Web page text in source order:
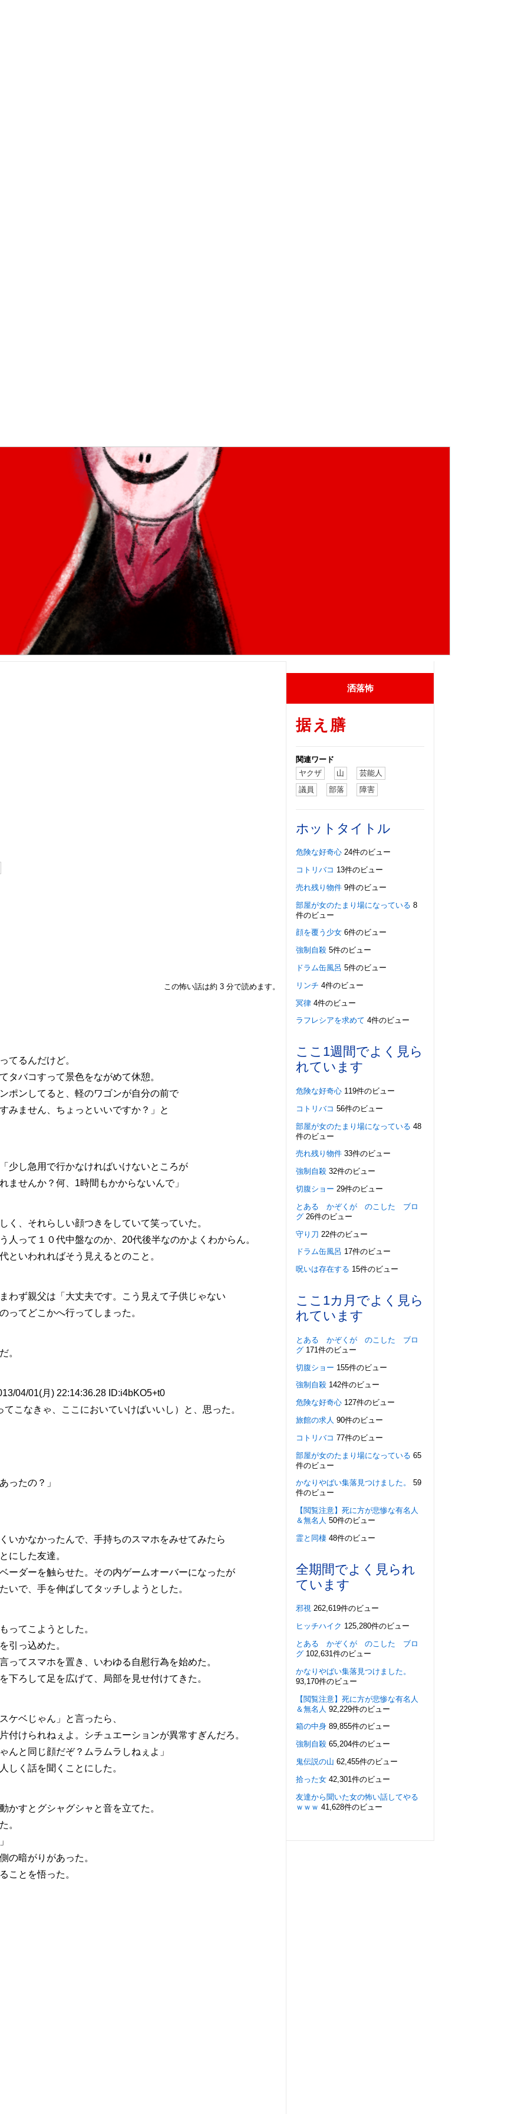
この怖い話は約 3 分で読めます。
てるんだけど。
タバコすって景色をながめて休憩。
ポンしてると、軽のワゴンが自分の前で
みません、ちょっといいですか？」と
少し急用で行かなければいけないところが
ませんか？何、1時間もかからないんで」
く、それらしい顔つきをしていて笑っていた。
人って１０代中盤なのか、20代後半なのかよくわからん。
といわれればそう見えるとのこと。
わず親父は「大丈夫です。こう見えて子供じゃない
ってどこかへ行ってしまった。
。
04/01(月) 22:14:36.28 ID:i4bKO5+t0
こなきゃ、ここにおいていけばいいし）と、思った。
ったの？」
いかなかったんで、手持ちのスマホをみせてみたら
にした友達。
ーダーを触らせた。その内ゲームオーバーになったが
いで、手を伸ばしてタッチしようとした。
ってこようとした。
引っ込めた。
ってスマホを置き、いわゆる自慰行為を始めた。
下ろして足を広げて、局部を見せ付けてきた。
ケベじゃん」と言ったら、
付けられねぇよ。シチュエーションが異常すぎんだろ。
んと同じ顔だぞ？ムラムラしねぇよ」
しく話を聞くことにした。
かすとグシャグシャと音を立てた。
。
の暗がりがあった。
ことを悟った。
洒落怖
据え膳
関連ワード
ヤクザ
山
芸能人
議員
部落 障害
ホットタイトル
危険な好奇心 24件のビュー
コトリバコ 13件のビュー
売れ残り物件 9件のビュー
部屋が女のたまり場になっている 8
件のビュー
顔を覆う少女 6件のビュー
強制自殺 5件のビュー
ドラム缶風呂 5件のビュー
リンチ 4件のビュー
冥律 4件のビュー
ラフレシアを求めて 4件のビュー
ここ1週間でよく見ら
れています
危険な好奇心 119件のビュー
コトリバコ 56件のビュー
部屋が女のたまり場になっている 48
件のビュー
売れ残り物件 33件のビュー
強制自殺 32件のビュー
切腹ショー 29件のビュー
とある かぞくが のこした ブロ
グ 26件のビュー
守り刀 22件のビュー
ドラム缶風呂 17件のビュー
呪いは存在する 15件のビュー
ここ1カ月でよく見ら
れています
とある かぞくが のこした ブロ
グ 171件のビュー
切腹ショー 155件のビュー
強制自殺 142件のビュー
危険な好奇心 127件のビュー
旅館の求人 90件のビュー
コトリバコ 77件のビュー
部屋が女のたまり場になっている 65
件のビュー
かなりやばい集落見つけました。
59
件のビュー
【閲覧注意】死に方が悲惨な有名人
＆無名人 50件のビュー
霊と同棲 48件のビュー
全期間でよく見られ
ています
邪視 262,619件のビュー
ヒッチハイク 125,280件のビュー
とある かぞくが のこした ブロ
グ 102,631件のビュー
かなりやばい集落見つけました。
93,170件のビュー
【閲覧注意】死に方が悲惨な有名人
＆無名人 92,229件のビュー
箱の中身 89,855件のビュー
強制自殺 65,204件のビュー
鬼伝説の山 62,455件のビュー
拾った女 42,301件のビュー
友達から聞いた女の怖い話してやる
ｗｗｗ 41,628件のビュー